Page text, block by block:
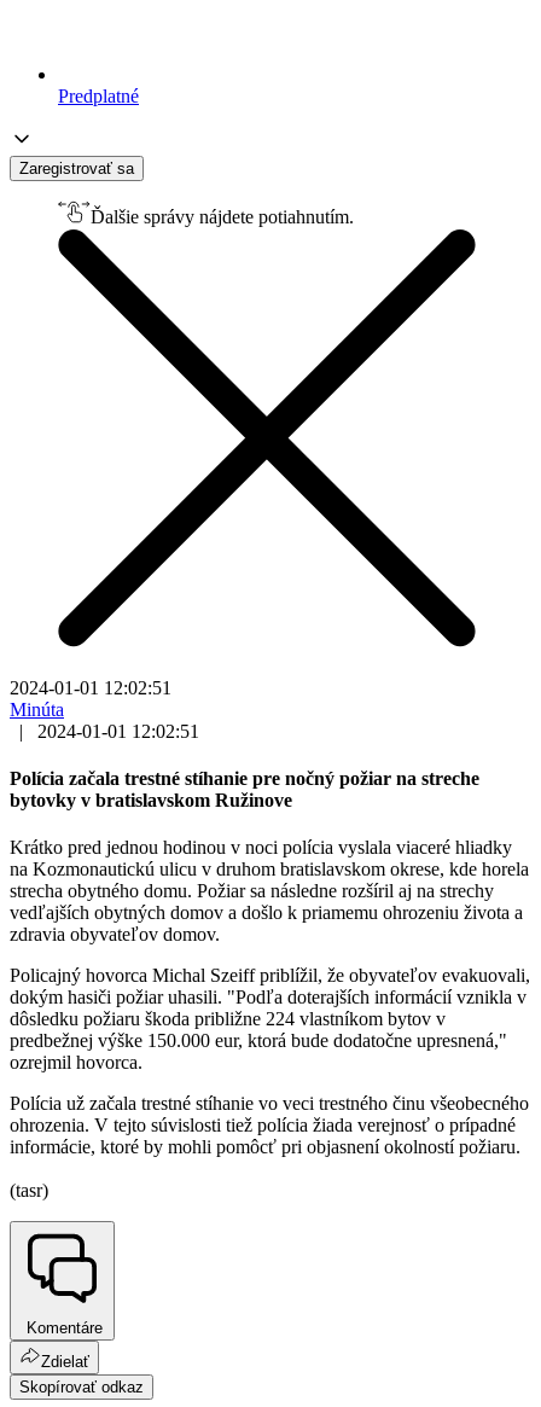
Predplatné
Zaregistrovať sa
Ďalšie správy nájdete potiahnutím.
2024-01-01 12:02:51
Minúta
|
2024-01-01 12:02:51
Polícia začala trestné stíhanie pre nočný požiar na streche
bytovky v bratislavskom Ružinove
Krátko pred jednou hodinou v noci polícia vyslala viaceré hliadky
na Kozmonautickú ulicu v druhom bratislavskom okrese, kde horela
strecha obytného domu. Požiar sa následne rozšíril aj na strechy
vedľajších obytných domov a došlo k priamemu ohrozeniu života a
zdravia obyvateľov domov.
Policajný hovorca Michal Szeiff priblížil, že obyvateľov evakuovali,
dokým hasiči požiar uhasili. "Podľa doterajších informácií vznikla v
dôsledku požiaru škoda približne 224 vlastníkom bytov v
predbežnej výške 150.000 eur, ktorá bude dodatočne upresnená,"
ozrejmil hovorca.
Polícia už začala trestné stíhanie vo veci trestného činu všeobecného
ohrozenia. V tejto súvislosti tiež polícia žiada verejnosť o prípadné
informácie, ktoré by mohli pomôcť pri objasnení okolností požiaru.
(tasr)
Komentáre
Zdielať
Skopírovať odkaz